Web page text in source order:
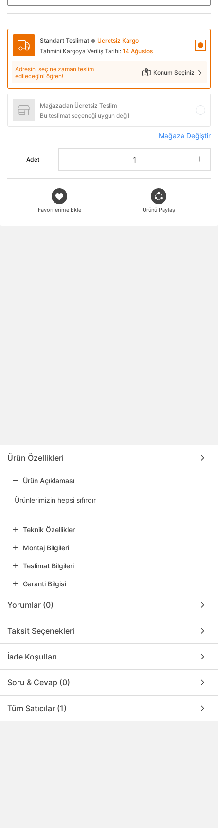
Standart Teslimat ● Ücretsiz Kargo
Tahmini Kargoya Veriliş Tarihi: 14 Ağustos
Adresini seç ne zaman teslim
edileceğini öğren!
Konum Seçiniz
Mağazadan Ücretsiz Teslim
Bu teslimat seçeneği uygun değil
Mağaza Değiştir
Adet
Favorilerime Ekle Ürünü Paylaş
Ürün Özellikleri
Ürün Açıklaması
Ürünlerimizin hepsi sıfırdır
Teknik Özellikler
Montaj Bilgileri
Teslimat Bilgileri
Garanti Bilgisi
Yorumlar (0)
Taksit Seçenekleri
İade Koşulları
Soru & Cevap (0)
Tüm Satıcılar (1)